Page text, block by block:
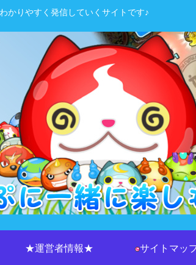
かりやすく発信していくサイトです♪
★運営者情報★ サイトマッ